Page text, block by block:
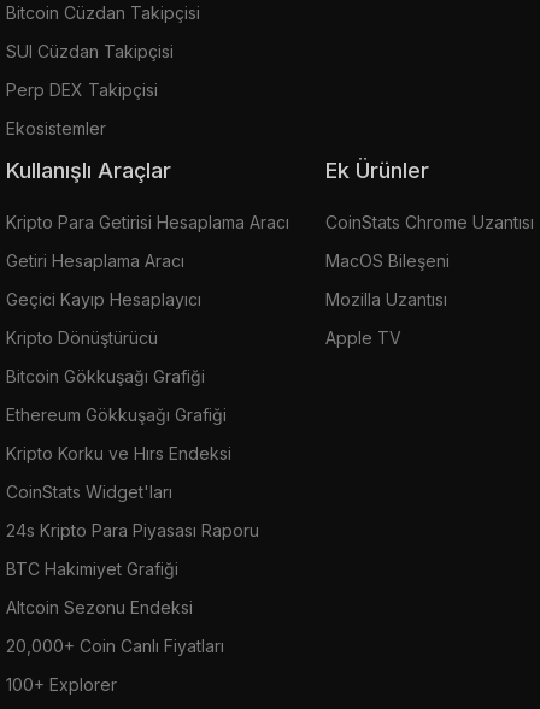
Bitcoin Cüzdan Takipçisi
SUI Cüzdan Takipçisi
Perp DEX Takipçisi
Ekosistemler
Kullanışlı Araçlar
Kripto Para Getirisi Hesaplama Aracı
Getiri Hesaplama Aracı
Geçici Kayıp Hesaplayıcı
Kripto Dönüştürücü
Bitcoin Gökkuşağı Grafiği
Ethereum Gökkuşağı Grafiği
Kripto Korku ve Hırs Endeksi
CoinStats Widget'ları
24s Kripto Para Piyasası Raporu
BTC Hakimiyet Grafiği
Altcoin Sezonu Endeksi
20,000+ Coin Canlı Fiyatları
100+ Explorer
Ek Ürünler
CoinStats Chrome Uzantısı
MacOS Bileşeni
Mozilla Uzantısı
Apple TV